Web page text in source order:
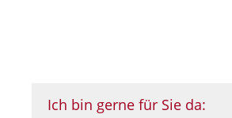
Ich bin gerne für Sie da: